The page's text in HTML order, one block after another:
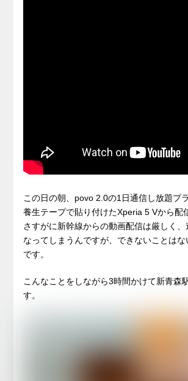
この日の朝、povo 2.0の1日通信し放題プ
養生テープで貼り付けたXperia 5 Vから配
さすがに新幹線からの動画配信は厳しく
なってしまうんですが、できないことはな
です。
こんなことをしながら3時間かけて新青森
す。